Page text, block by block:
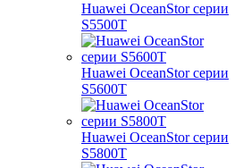
Huawei OceanStor серии
S5500T
Huawei OceanStor серии
S5600T
Huawei OceanStor серии
S5800T